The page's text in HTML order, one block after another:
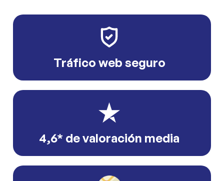
Tráfico web seguro
4,6* de valoración media